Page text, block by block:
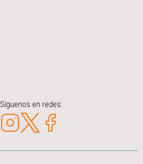
Síguenos en redes